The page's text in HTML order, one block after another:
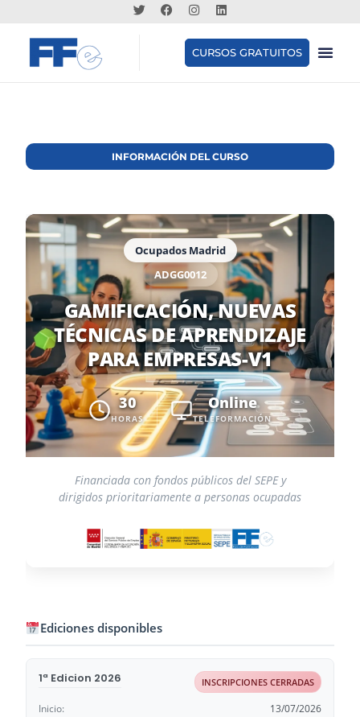
CURSOS GRATUITOS
INFORMACIÓN DEL CURSO
Ocupados Madrid
ADGG0012
GAMIFICACIÓN, NUEVAS
TÉCNICAS DE APRENDIZAJE
PARA EMPRESAS-V1
30
HORAS
Online
TELEFORMACIÓN
Financiada con fondos públicos del SEPE y
dirigidos prioritariamente a personas ocupadas
Ediciones disponibles
1ª Edicion 2026 INSCRIPCIONES CERRADAS
Inicio:
13/07/2026